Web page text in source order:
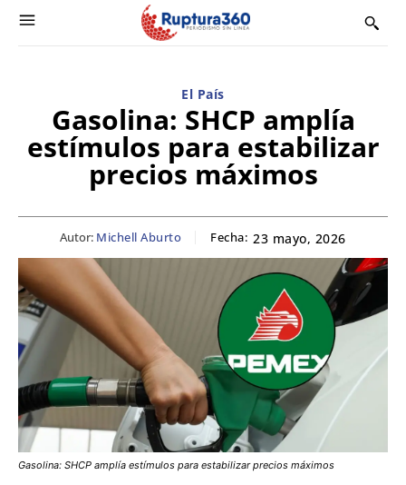
El País
Gasolina: SHCP amplía
estímulos para estabilizar
precios máximos
Autor: Michell Aburto Fecha: 23 mayo, 2026
Gasolina: SHCP amplía estímulos para estabilizar precios máximos